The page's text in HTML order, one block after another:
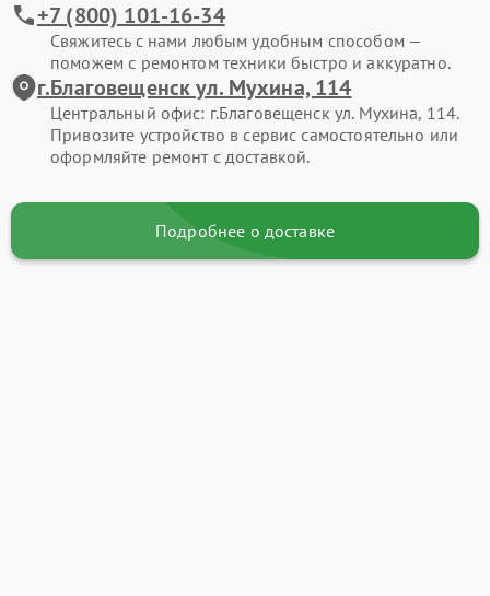
+7 (800) 101-16-34
Свяжитесь с нами любым удобным способом —
поможем с ремонтом техники быстро и аккуратно.
г.Благовещенск ул. Мухина, 114
Центральный офис: г.Благовещенск ул. Мухина, 114.
Привозите устройство в сервис самостоятельно или
оформляйте ремонт с доставкой.
Подробнее о доставке